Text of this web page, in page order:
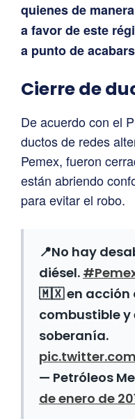
quienes de
a favor de este
a punto de
Cierre de
De acuerdo con el
ductos de redes
Pemex, fueron
están abriendo
para evitar el robo.
📍No hay
diésel.
🇲🇽 en acción
combustible y
soberanía.
— Petróleos
de enero de